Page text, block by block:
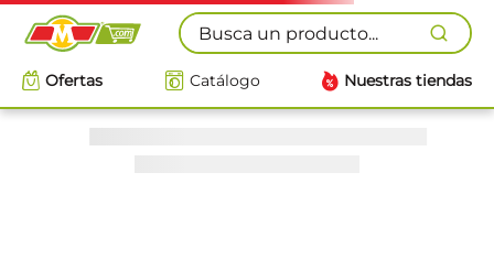
Busca un producto...
Ofertas Catálogo Nuestras tiendas